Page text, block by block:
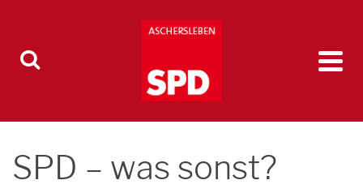
SPD – was sonst?